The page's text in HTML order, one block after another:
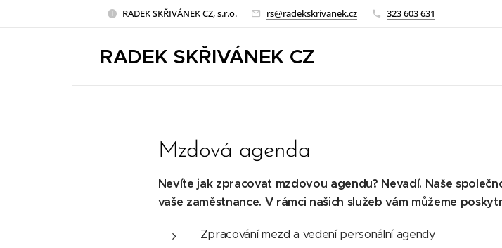
RADEK SKŘIVÁNEK CZ, s.r.o. rs@radekskrivanek.cz 323 603 631
RADEK SKŘIVÁNEK CZ
Mzdová agenda
Nevíte jak zpracovat mzdovou agendu? Nevadí. Naše
vaše zaměstnance. V rámci našich služeb vám můžeme
Zpracování mezd a vedení personální agendy